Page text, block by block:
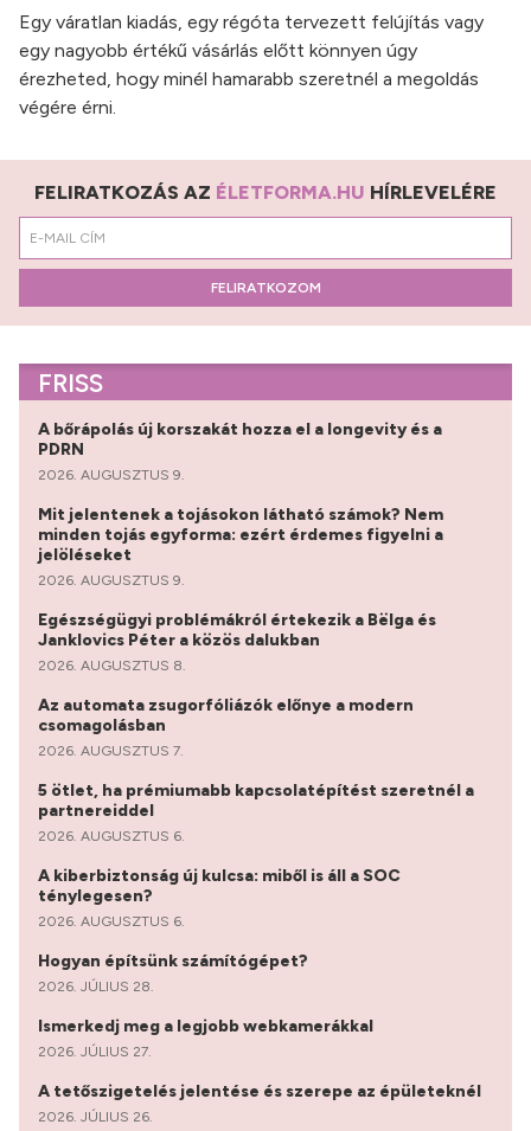
Egy váratlan kiadás, egy régóta tervezett felújítás vagy
egy nagyobb értékű vásárlás előtt könnyen úgy
érezheted, hogy minél hamarabb szeretnél a megoldás
végére érni.
FELIRATKOZÁS AZ ÉLETFORMA.HU HÍRLEVELÉRE
FELIRATKOZOM
FRISS
A bőrápolás új korszakát hozza el a longevity és a
PDRN
2026. AUGUSZTUS 9.
Mit jelentenek a tojásokon látható számok? Nem
minden tojás egyforma: ezért érdemes figyelni a
jelöléseket
2026. AUGUSZTUS 9.
Egészségügyi problémákról értekezik a Bëlga és
Janklovics Péter a közös dalukban
2026. AUGUSZTUS 8.
Az automata zsugorfóliázók előnye a modern
csomagolásban
2026. AUGUSZTUS 7.
5 ötlet, ha prémiumabb kapcsolatépítést szeretnél a
partnereiddel
2026. AUGUSZTUS 6.
A kiberbiztonság új kulcsa: miből is áll a SOC
ténylegesen?
2026. AUGUSZTUS 6.
Hogyan építsünk számítógépet?
2026. JÚLIUS 28.
Ismerkedj meg a legjobb webkamerákkal
2026. JÚLIUS 27.
A tetőszigetelés jelentése és szerepe az épületeknél
2026. JÚLIUS 26.